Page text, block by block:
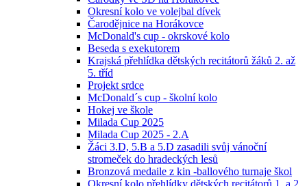
Okresní kolo ve volejbal dívek
Čarodějnice na Horákovce
McDonald's cup - okrskové kolo
Beseda s exekutorem
Krajská přehlídka dětských recitátorů žáků 2. až
5. tříd
Projekt srdce
McDonald´s cup - školní kolo
Hokej ve škole
Milada Cup 2025
Milada Cup 2025 - 2.A
Žáci 3.D, 5.B a 5.D zasadili svůj vánoční
stromeček do hradeckých lesů
Bronzová medaile z kin -ballového turnaje škol